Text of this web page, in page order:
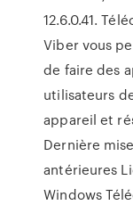
12.6.0.41.
Viber vous
de faire des
utilisateurs
appareil et
Dernière
antérieures
Windows